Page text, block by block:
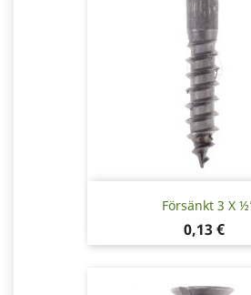
Försänkt 3 X
Pris
0,13 €